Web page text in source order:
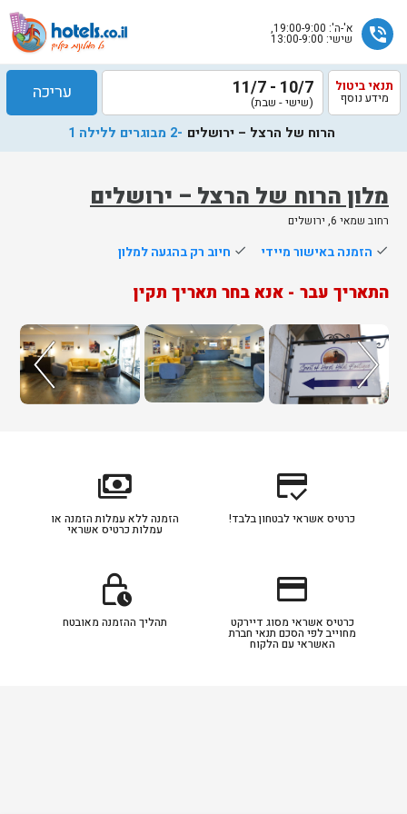
phone_in_talk א'-ה': 19:00-9:00,
שישי: 13:00-9:00
מלון הרוח של הרצל – ירושלים
רחוב שמאי 6, ירושלים
תנאי ביטול
מידע נוסף 10/7 - 11/7
(שישי - שבת) עריכה
הרוח של הרצל – ירושלים -2 מבוגרים ללילה 1
done הזמנה באישור מיידי done חיוב רק בהגעה למלון
התאריך עבר - אנא בחר תאריך תקין
שלח
הוטלס
אליך
בשעות
הפעילות
credit_score
כרטיס אשראי לבטחון בלבד!
payments
הזמנה ללא עמלות הזמנה או
עמלות כרטיס אשראי
credit_card
כרטיס אשראי מסוג דיירקט
מחוייב לפי הסכם תנאי חברת
האשראי עם הלקוח
lock_clock
תהליך ההזמנה מאובטח